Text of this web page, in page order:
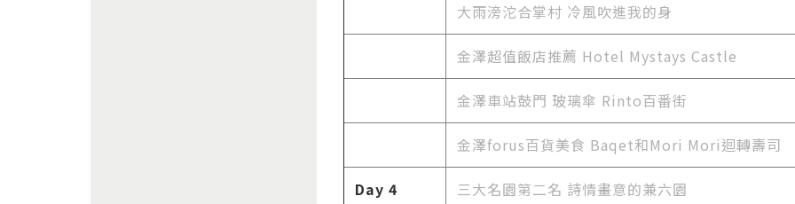
大雨滂沱合掌村 冷風吹進我的身
金澤超值飯店推薦 Hotel Mystays Castle
金澤車站鼓門 玻璃傘 Rinto百番街
金澤forus百貨美食 Baqet和Mori Mori迴轉壽司
Day 4 三大名園第二名 詩情畫意的兼六園